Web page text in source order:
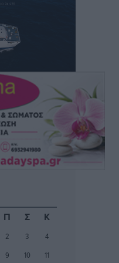
φορολόγησης
για την ανάπλαση
στην Κάλυμνο
από τη θάλασσα
Ελλείψεις στη
Π Σ Κ
2 3
4
9 10
11